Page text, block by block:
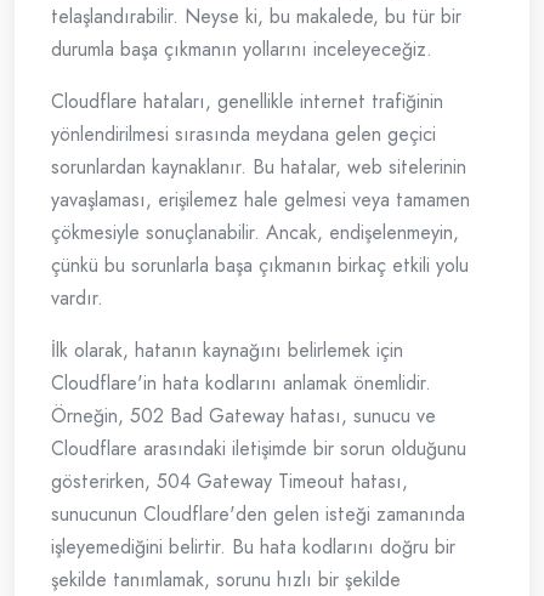
telaşlandırabilir. Neyse ki, bu makalede, bu tür bir
durumla başa çıkmanın yollarını inceleyeceğiz.
Cloudflare hataları, genellikle internet trafiğinin
yönlendirilmesi sırasında meydana gelen geçici
sorunlardan kaynaklanır. Bu hatalar, web sitelerinin
yavaşlaması, erişilemez hale gelmesi veya tamamen
çökmesiyle sonuçlanabilir. Ancak, endişelenmeyin,
çünkü bu sorunlarla başa çıkmanın birkaç etkili yolu
vardır.
İlk olarak, hatanın kaynağını belirlemek için
Cloudflare'in hata kodlarını anlamak önemlidir.
Örneğin, 502 Bad Gateway hatası, sunucu ve
Cloudflare arasındaki iletişimde bir sorun olduğunu
gösterirken, 504 Gateway Timeout hatası,
sunucunun Cloudflare'den gelen isteği zamanında
işleyemediğini belirtir. Bu hata kodlarını doğru bir
şekilde tanımlamak, sorunu hızlı bir şekilde